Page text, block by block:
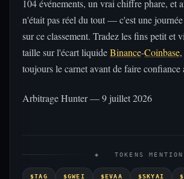
104 événements, un vrai chiffre phare, et
n'était pas réel du tout — c'est une
sur ce classement. Tradez les fins petit et
taille sur l'écart liquideBinance-Coinbase
toujours le carnet avant de faire confiance
Arbitrage Hunter — 9 juillet 2026
◈ TOKENS
$TAG $GWEI $EVAA $SKYAI